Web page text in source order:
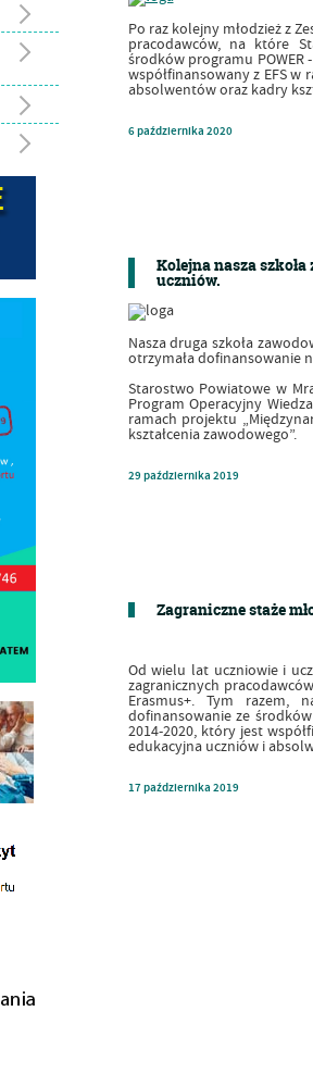
Po raz kolejny młodzież z
pracodawców, na które
środków programu POWER
współfinansowany z EFS
absolwentów oraz kadry
6października 2020
Kolejna nasza
uczniów.
Nasza druga szkoła
otrzymała dofinansowanie
Starostwo Powiatowe w
Program Operacyjny
ramach projektu
kształcenia zawodowego”.
29 października 2019
Zagraniczne staże
Od wielu lat uczniowie i
zagranicznych
Erasmus+. Tym razem,
dofinansowanie ze
2014-2020, który jest
edukacyjna uczniów i
17października 2019